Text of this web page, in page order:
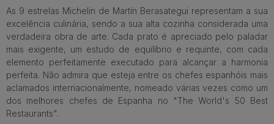
As 9 estrelas Michelin de Martín Berasategui representam a sua
excelência culinária, sendo a sua alta cozinha considerada uma
verdadeira obra de arte. Cada prato é apreciado pelo paladar
mais exigente, um estudo de equilíbrio e requinte, com cada
elemento perfeitamente executado para alcançar a harmonia
perfeita. Não admira que esteja entre os chefes espanhóis mais
aclamados internacionalmente, nomeado várias vezes como um
dos melhores chefes de Espanha no "The World's 50 Best
Restaurants".